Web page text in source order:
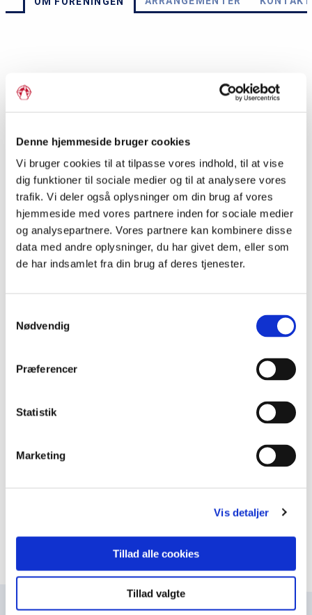
Denne hjemmeside bruger cookies
Vi bruger cookies til at tilpasse vores indhold, til at vise
dig funktioner til sociale medier og til at analysere vores
trafik. Vi deler også oplysninger om din brug af vores
hjemmeside med vores partnere inden for sociale medier
og analysepartnere. Vores partnere kan kombinere disse
data med andre oplysninger, du har givet dem, eller som
de har indsamlet fra din brug af deres tjenester.
Nødvendig
Præferencer
Statistik
Marketing
Vis detaljer
Tillad alle cookies
Tillad valgte
Engager dig i Grænseforeningen i dit lokalområde.
dansk demokrati og mødet mellem kulturer. Derfor
arrangerer vi aktiviteter, foredrag og udflugter for at blive
klogere på grænselandet. Her skaber vi et lokalt
fællesskab, der knytter bånd til det danske mindretal syd
for grænsen.
Vi glæder os til at se dig til et af vores arrangementer, som
du kan få overblik over her på siden.
1. Januar 2022 fusionerede grænseforeningerne for
De føres videre under navnet Grænseforeningen for